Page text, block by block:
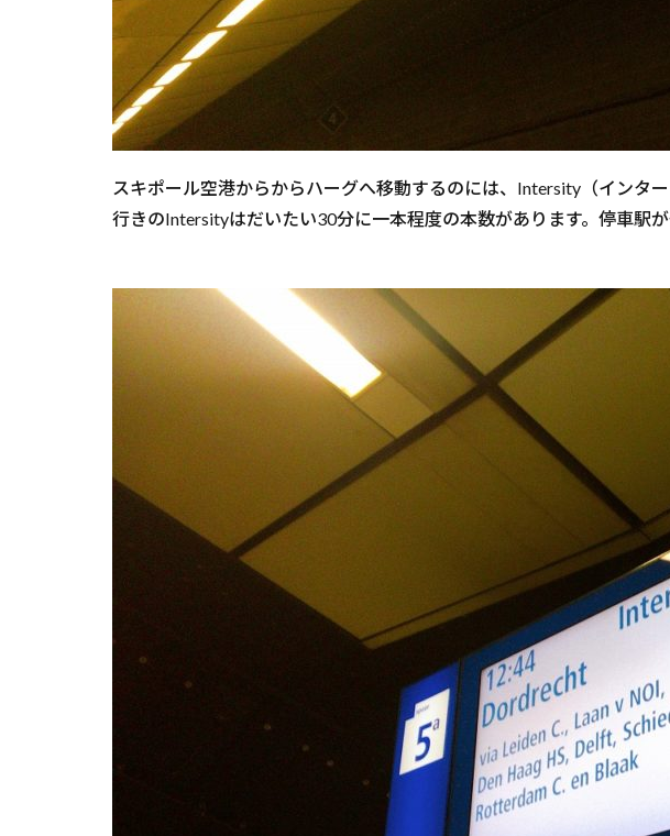
スキポール空港からからハーグへ移動するのには、Intersity（インタ
行きのIntersityはだいたい30分に一本程度の本数があります。停車駅